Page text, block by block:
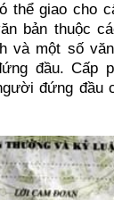
thể giao cho
bản thuộc
và một số
đầu. Cấp
đứng đầu